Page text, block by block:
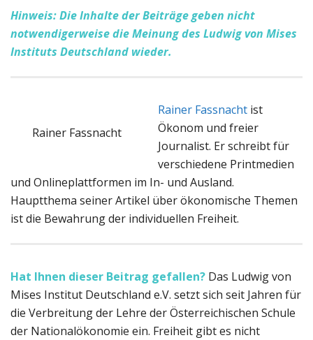
Hinweis: Die Inhalte der Beiträge geben nicht
notwendigerweise die Meinung des Ludwig von Mises
Instituts Deutschland wieder.
Rainer Fassnacht
Rainer Fassnacht ist
Ökonom und freier
Journalist. Er schreibt für
verschiedene Printmedien
und Onlineplattformen im In- und Ausland.
Hauptthema seiner Artikel über ökonomische Themen
ist die Bewahrung der individuellen Freiheit.
Hat Ihnen dieser Beitrag gefallen? Das Ludwig von
Mises Institut Deutschland e.V. setzt sich seit Jahren für
die Verbreitung der Lehre der Österreichischen Schule
der Nationalökonomie ein. Freiheit gibt es nicht